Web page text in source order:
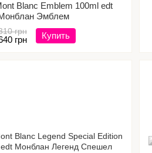
Blanc Emblem 100ml edt
Эмблем
грн
грн Купить